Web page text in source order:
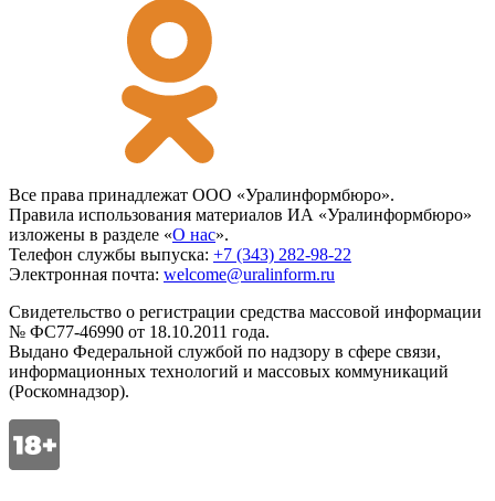
Все права принадлежат ООО «Уралинформбюро».
Правила использования материалов ИА «Уралинформбюро»
изложены в разделе «О нас».
Телефон службы выпуска: +7 (343) 282-98-22
Электронная почта: welcome@uralinform.ru
Свидетельство о регистрации средства массовой информации
№ ФС77-46990 от 18.10.2011 года.
Выдано Федеральной службой по надзору в сфере связи,
информационных технологий и массовых коммуникаций
(Роскомнадзор).